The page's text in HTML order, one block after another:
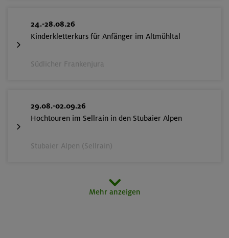
24.-28.08.26
Kinderkletterkurs für Anfänger im Altmühltal
Südlicher Frankenjura
29.08.-02.09.26
Hochtouren im Sellrain in den Stubaier Alpen
Stubaier Alpen (Sellrain)
Mehr anzeigen